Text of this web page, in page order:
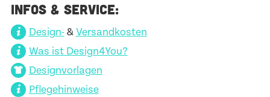
INFOS & SERVICE:
Design-& Versandkosten
Was ist Design4You?
Designvorlagen
Pflegehinweise